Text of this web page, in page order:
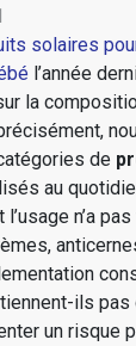
solaires
l’année
la
de
au
n’a
ils
un risque